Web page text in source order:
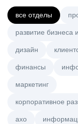
все отделы
развитие бизнеса
дизайн
финансы
маркетинг
корпоративное
axo